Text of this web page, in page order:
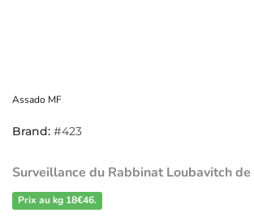
Assado MF
Brand: #423
Surveillance du Rabbinat Loubavitch de
Prix au kg 18€46.